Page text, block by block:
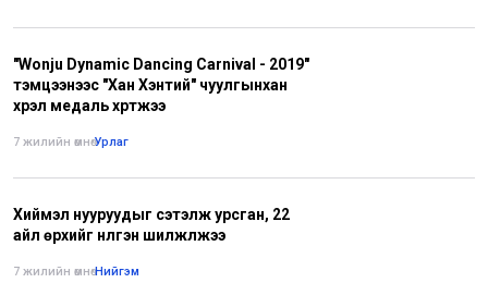
"Wonju Dynamic Dancing Carnival - 2019"
тэмцээнээс "Хан Хэнтий" чуулгынхан
хүрэл медаль хүртжээ
7 жилийн өмнө•Урлаг
Хиймэл нууруудыг сэтэлж урсган, 22
айл өрхийг нүүлгэн шилжүүлжээ
7 жилийн өмнө•Нийгэм